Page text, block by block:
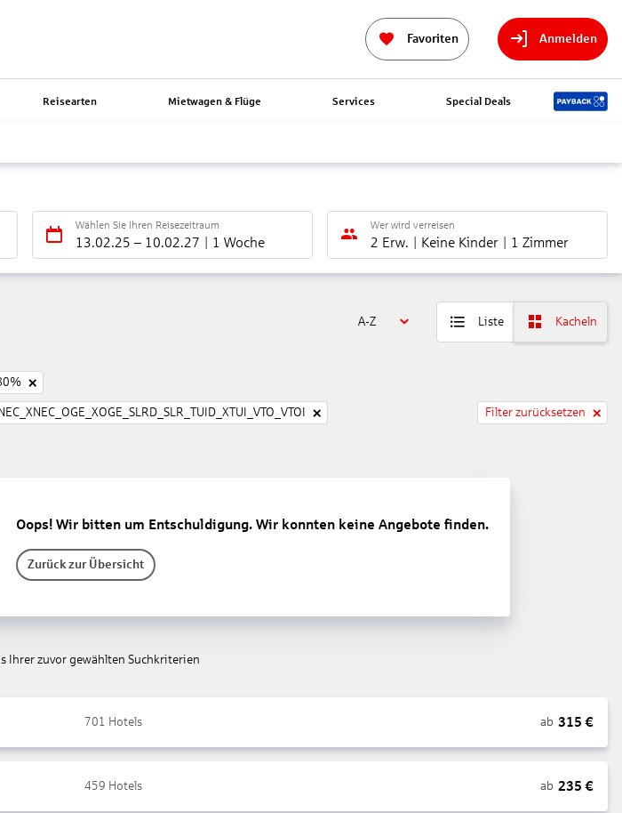
Favoriten Anmelden
Reisearten Mietwagen & Flüge Services Special Deals
Wählen Sie Ihren Reisezeitraum
13.02.25 – 10.02.27 1 Woche
Wer wird verreisen
2 Erw. Keine Kinder 1 Zimmer
A-Z Liste Kacheln
Filter zurücksetzen
Oops! Wir bitten um Entschuldigung. Wir konnten keine Angebote finden.
Zurück zur Übersicht
Ihrer zuvor gewählten Suchkriterien
701 Hotels ab 315 €
459 Hotels ab 235 €